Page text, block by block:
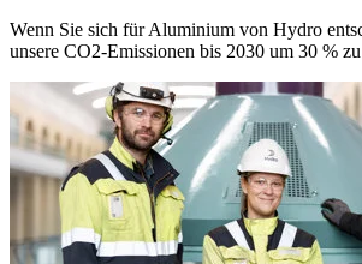
Wenn Sie sich für Aluminium von Hydro
unsere CO2-Emissionen bis 2030 um 30 %